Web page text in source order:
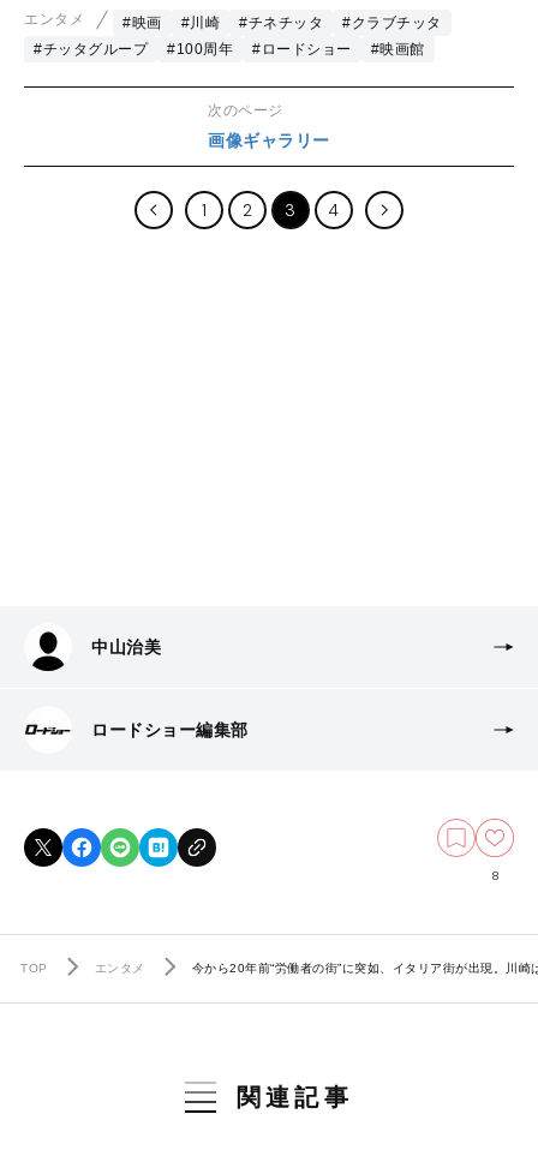
エンタメ #映画 #川崎 #チネチッタ
#クラブチッタ
#チッタグループ
#100周年 #ロードショー #映画館
次のページ
画像ギャラリー
1 2 3 4
中山治美
ロードショー編集部
8
TOP エンタメ 今から20年前“労働者の街”に突如、イタリア街が出現。川崎
関連記事